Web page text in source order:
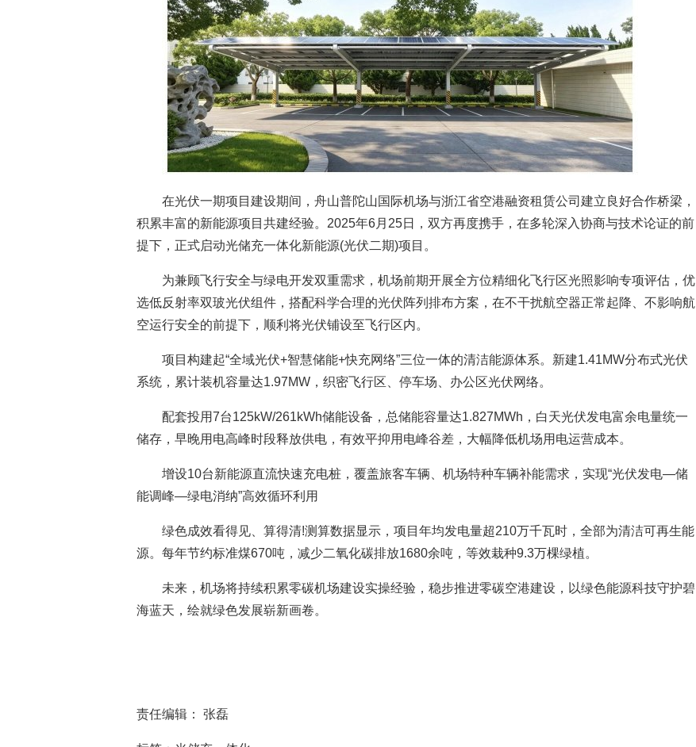
在光伏一期项目建设期间，舟山普陀山国际机场与浙江省空港融资租赁公司建立良好合作桥梁，
积累丰富的新能源项目共建经验。2025年6月25日，双方再度携手，在多轮深入协商与技术论证的前
提下，正式启动光储充一体化新能源(光伏二期)项目。
为兼顾飞行安全与绿电开发双重需求，机场前期开展全方位精细化飞行区光照影响专项评估，优
选低反射率双玻光伏组件，搭配科学合理的光伏阵列排布方案，在不干扰航空器正常起降、不影响航
空运行安全的前提下，顺利将光伏铺设至飞行区内。
项目构建起“全域光伏+智慧储能+快充网络”三位一体的清洁能源体系。新建1.41MW分布式光伏
系统，累计装机容量达1.97MW，织密飞行区、停车场、办公区光伏网络。
配套投用7台125kW/261kWh储能设备，总储能容量达1.827MWh，白天光伏发电富余电量统一
储存，早晚用电高峰时段释放供电，有效平抑用电峰谷差，大幅降低机场用电运营成本。
增设10台新能源直流快速充电桩，覆盖旅客车辆、机场特种车辆补能需求，实现“光伏发电—储
能调峰—绿电消纳”高效循环利用
绿色成效看得见、算得清!测算数据显示，项目年均发电量超210万千瓦时，全部为清洁可再生能
源。每年节约标准煤670吨，减少二氧化碳排放1680余吨，等效栽种9.3万棵绿植。
未来，机场将持续积累零碳机场建设实操经验，稳步推进零碳空港建设，以绿色能源科技守护碧
海蓝天，绘就绿色发展崭新画卷。
责任编辑： 张磊